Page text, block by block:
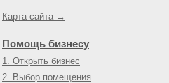
Карта сайта →
Помощь бизнесу
1. Открыть бизнес
2. Выбор помещения